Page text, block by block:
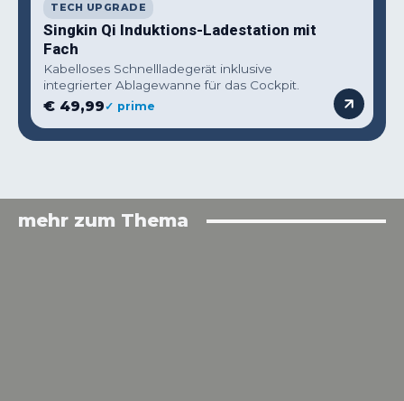
TECH UPGRADE
Singkin Qi Induktions-Ladestation mit
Fach
Kabelloses Schnellladegerät inklusive
integrierter Ablagewanne für das Cockpit.
€ 49,99✓ prime
mehr zum Thema